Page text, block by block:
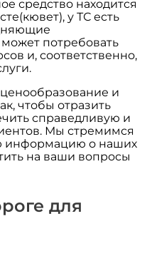
средство находится
у ТС есть
потребовать
и, соответственно,
и
чтобы отразить
справедливую и
Мы стремимся
информацию о наших
на ваши вопросы
для